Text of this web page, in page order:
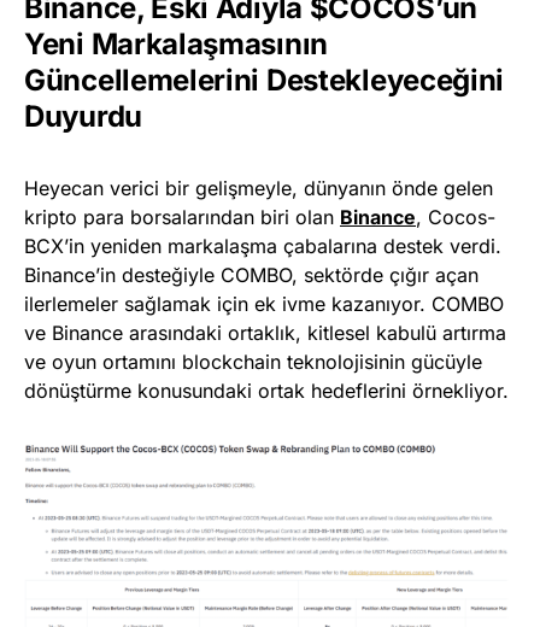
Binance, Eski Adıyla $COCOS’un
Yeni Markalaşmasının
Güncellemelerini Destekleyeceğini
Duyurdu
Heyecan verici bir gelişmeyle, dünyanın önde gelen
kripto para borsalarından biri olan Binance, Cocos-
BCX’in yeniden markalaşma çabalarına destek verdi.
Binance’in desteğiyle COMBO, sektörde çığır açan
ilerlemeler sağlamak için ek ivme kazanıyor. COMBO
ve Binance arasındaki ortaklık, kitlesel kabulü artırma
ve oyun ortamını blockchain teknolojisinin gücüyle
dönüştürme konusundaki ortak hedeflerini örnekliyor.